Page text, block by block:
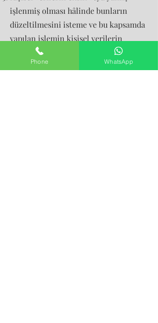
işlenmiş olması hâlinde bunların
düzeltilmesini isteme ve bu kapsamda
yapılan işlemin kişisel verilerin
aktarıldığı üçüncü kişilere
bildirilmesini isteme,
Phone WhatsApp